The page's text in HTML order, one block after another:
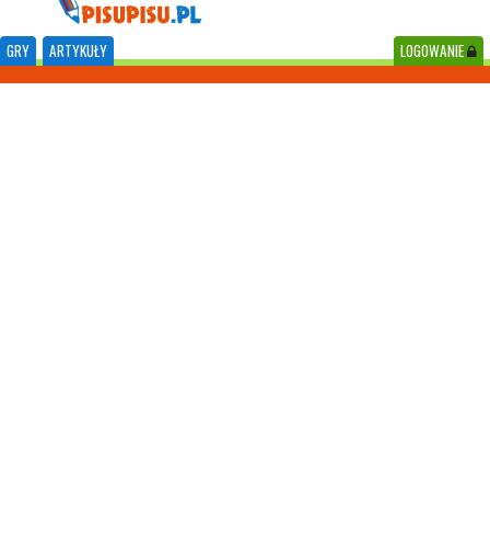
GRY ARTYKUŁY LOGOWANIE